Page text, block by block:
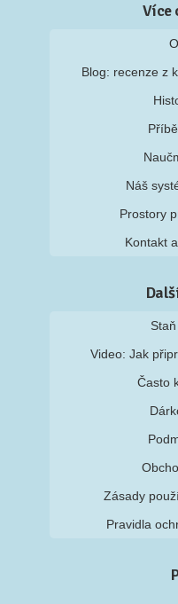
Více
Blog: recenze z
Náš
Prostory
Kontakt
Video: Jak
Často
Zásady
Pravidla